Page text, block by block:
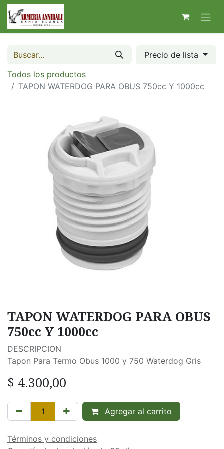
Precio de lista
Todos los productos
TAPON WATERDOG PARA OBUS 750cc Y 1000cc
TAPON WATERDOG PARA OBUS
750cc Y 1000cc
DESCRIPCION
Tapon Para Termo Obus 1000 y 750 Waterdog Gris
$ 4.300,00
Agregar al carrito
Términos y condiciones